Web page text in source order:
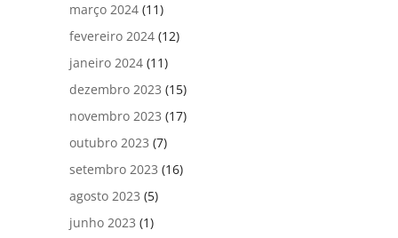
março 2024 (11)
fevereiro 2024 (12)
janeiro 2024 (11)
dezembro 2023 (15)
novembro 2023 (17)
outubro 2023 (7)
setembro 2023 (16)
agosto 2023 (5)
junho 2023 (1)